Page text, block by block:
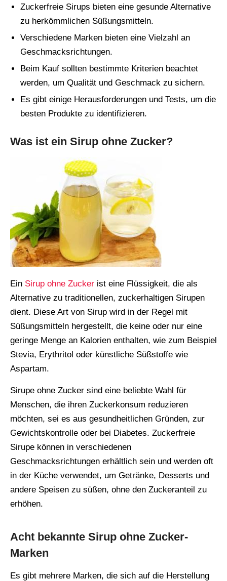
Zuckerfreie Sirups bieten eine gesunde Alternative
zu herkömmlichen Süßungsmitteln.
Verschiedene Marken bieten eine Vielzahl an
Geschmacksrichtungen.
Beim Kauf sollten bestimmte Kriterien beachtet
werden, um Qualität und Geschmack zu sichern.
Es gibt einige Herausforderungen und Tests, um die
besten Produkte zu identifizieren.
Was ist ein Sirup ohne Zucker?
Ein Sirup ohne Zucker ist eine Flüssigkeit, die als
Alternative zu traditionellen, zuckerhaltigen Sirupen
dient. Diese Art von Sirup wird in der Regel mit
Süßungsmitteln hergestellt, die keine oder nur eine
geringe Menge an Kalorien enthalten, wie zum Beispiel
Stevia, Erythritol oder künstliche Süßstoffe wie
Aspartam.
Sirupe ohne Zucker sind eine beliebte Wahl für
Menschen, die ihren Zuckerkonsum reduzieren
möchten, sei es aus gesundheitlichen Gründen, zur
Gewichtskontrolle oder bei Diabetes. Zuckerfreie
Sirupe können in verschiedenen
Geschmacksrichtungen erhältlich sein und werden oft
in der Küche verwendet, um Getränke, Desserts und
andere Speisen zu süßen, ohne den Zuckeranteil zu
erhöhen.
Acht bekannte Sirup ohne Zucker-
Marken
Es gibt mehrere Marken, die sich auf die Herstellung